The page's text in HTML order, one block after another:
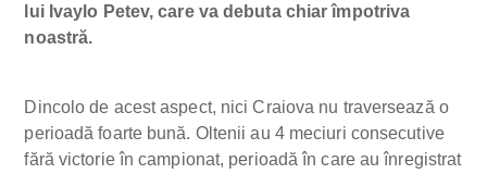
lui Ivaylo Petev, care va debuta chiar împotriva
noastră.
Dincolo de acest aspect, nici Craiova nu traversează o
perioadă foarte bună. Oltenii au 4 meciuri consecutive
fără victorie în campionat, perioadă în care au înregistrat